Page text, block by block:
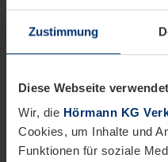
Zustimmung
Diese Webseite
Wir, die Hörmann KG
Cookies, um Inhalte und
Funktionen für soziale